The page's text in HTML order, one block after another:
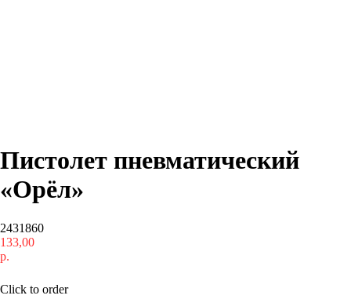
Пистолет пневматический
«Орёл»
2431860
133,00
р.
Click to order